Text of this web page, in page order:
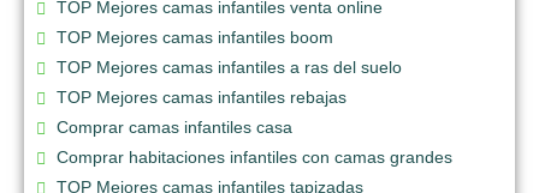
TOP Mejores camas infantiles venta online
TOP Mejores camas infantiles boom
TOP Mejores camas infantiles a ras del suelo
TOP Mejores camas infantiles rebajas
Comprar camas infantiles casa
Comprar habitaciones infantiles con camas grandes
TOP Mejores camas infantiles tapizadas